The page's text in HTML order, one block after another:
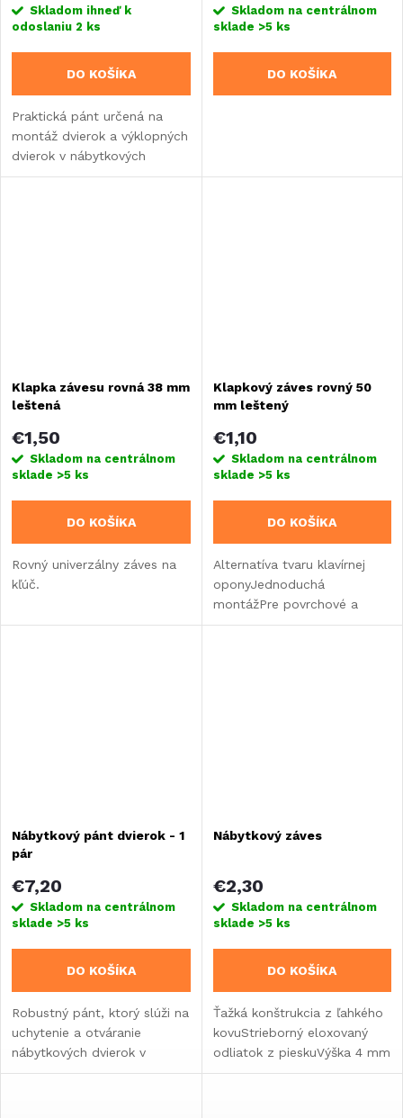
Skladom ihneď k
odoslaniu 2 ks
DO KOŠÍKA
Praktická pánt určená na
montáž dvierok a výklopných
dvierok v nábytkových
zostavách v karavanoch,
Skladom na centrálnom
sklade >5 ks
DO KOŠÍKA
Klapka závesu rovná 38 mm
leštená
€1,50
Skladom na centrálnom
sklade >5 ks
DO KOŠÍKA
Rovný univerzálny záves na
kľúč.
Klapkový záves rovný 50
mm leštený
€1,10
Skladom na centrálnom
sklade >5 ks
DO KOŠÍKA
Alternatíva tvaru klavírnej
oponyJednoduchá
montážPre povrchové a
vložené dvere/zárubne
Nábytkový pánt dvierok - 1
pár
€7,20
Skladom na centrálnom
sklade >5 ks
DO KOŠÍKA
Robustný pánt, ktorý slúži na
uchytenie a otváranie
nábytkových dvierok v
karavane, obytnom vozidle
Nábytkový záves
€2,30
Skladom na centrálnom
sklade >5 ks
DO KOŠÍKA
Ťažká konštrukcia z ľahkého
kovuStrieborný eloxovaný
odliatok z pieskuVýška 4 mm